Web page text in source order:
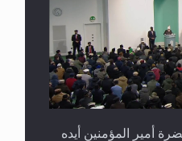
أمير المؤمنين أيده